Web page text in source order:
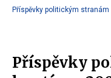
Příspěvky politickým
Příspěvky